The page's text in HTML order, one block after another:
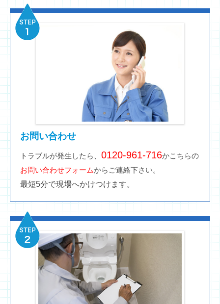
お問い合わせ
トラブルが発生したら、 0120-961-716かこちらの
お問い合わせフォームからご連絡下さい。
最短5分で現場へかけつけます。